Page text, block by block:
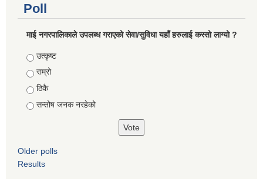
Poll
माई नगरपालिकाले उपलब्ध गराएको सेवा/सुविधा यहाँ हरुलाई कस्तो लाग्यो ?
Choices
उत्कृष्ट
राम्रो
ठिकै
सन्तोष जनक नरहेको
Older polls
Results